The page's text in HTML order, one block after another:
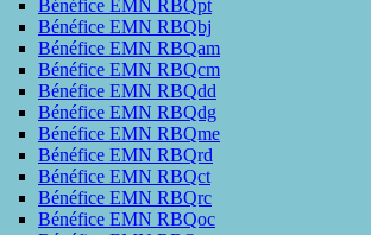
Bénéfice EMN RBQpt
Bénéfice EMN RBQbj
Bénéfice EMN RBQam
Bénéfice EMN RBQcm
Bénéfice EMN RBQdd
Bénéfice EMN RBQdg
Bénéfice EMN RBQme
Bénéfice EMN RBQrd
Bénéfice EMN RBQct
Bénéfice EMN RBQrc
Bénéfice EMN RBQoc